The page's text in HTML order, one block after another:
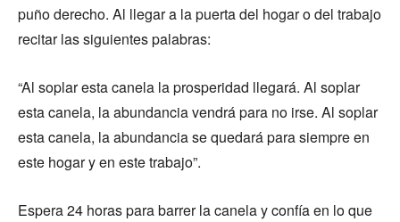
puño derecho. Al llegar a la puerta del hogar o del trabajo
recitar las siguientes palabras:
“Al soplar esta canela la prosperidad llegará. Al soplar
esta canela, la abundancia vendrá para no irse. Al soplar
esta canela, la abundancia se quedará para siempre en
este hogar y en este trabajo”.
Espera 24 horas para barrer la canela y confía en lo que